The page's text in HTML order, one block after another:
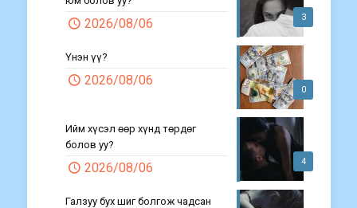
3
2026/08/06
0
Үнэн үү?
2026/08/06
4
Ийм хүсэл өөр хүнд төрдөг
болов уу?
2026/08/06
Галзуу бух шиг болгож чадсан